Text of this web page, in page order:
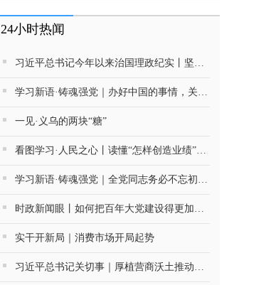
24小时热闻
习近平总书记今年以来治国理政纪实丨坚定不移推动高质量发展 努力实现“十五五”良好开局
学习新语·铸魂强党｜办好中国的事情，关键在党
一见·义乌的两块“糖”
看图学习·人民之心丨读懂“怎样创造业绩”的实干路径
学习新语·铸魂强党｜全党同志务必不忘初心、牢记使命
时政新闻眼丨如何把百年大党建设得更加坚强有力？总书记这样部署
实干开新局｜消费市场开局起势
习近平总书记关切事｜厚植营商沃土推动东北全面振兴